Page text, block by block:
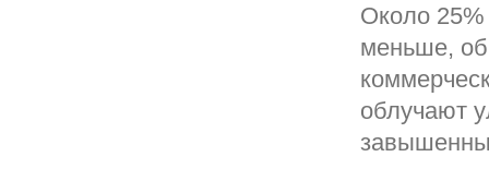
Около
меньше,
облучают